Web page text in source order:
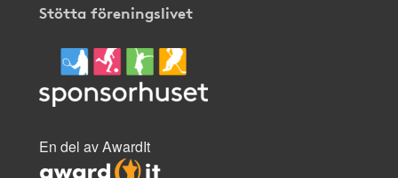
Stötta föreningslivet
En del av AwardIt